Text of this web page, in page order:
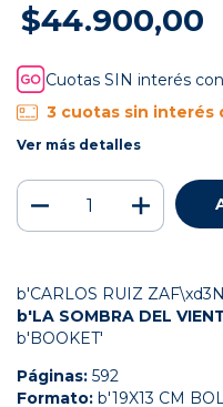
$44.900,00
Cuotas SIN interés con
3 cuotas sin interés
Ver más detalles
b'CARLOS RUIZ
b'LA SOMBRA DEL
b'BOOKET'
Páginas: 592
Formato: b'19X13 CM